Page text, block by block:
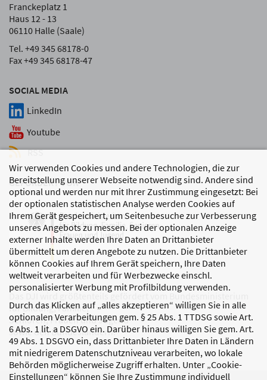
Wir verwenden Cookies und andere Technologien, die zur
Bereitstellung unserer Webseite notwendig sind. Andere sind
optional und werden nur mit Ihrer Zustimmung eingesetzt: Bei
der optionalen statistischen Analyse werden Cookies auf
Ihrem Gerät gespeichert, um Seitenbesuche zur Verbesserung
unseres Angebots zu messen. Bei der optionalen Anzeige
externer Inhalte werden Ihre Daten an Drittanbieter
übermittelt um deren Angebote zu nutzen. Die Drittanbieter
können Cookies auf Ihrem Gerät speichern, Ihre Daten
weltweit verarbeiten und für Werbezwecke einschl.
personalisierter Werbung mit Profilbildung verwenden.
Durch das Klicken auf „alles akzeptieren“ willigen Sie in alle
optionalen Verarbeitungen gem. § 25 Abs. 1 TTDSG sowie Art.
6 Abs. 1 lit. a DSGVO ein. Darüber hinaus willigen Sie gem. Art.
49 Abs. 1 DSGVO ein, dass Drittanbieter Ihre Daten in Ländern
mit niedrigerem Datenschutzniveau verarbeiten, wo lokale
Behörden möglicherweise Zugriff erhalten. Unter „Cookie-
Einstellungen“ können Sie Ihre Zustimmung individuell
SOCIAL MEDIA
LinkedIn
Youtube
RSS
Franckeplatz 1
Haus 12 - 13
06110 Halle (Saale)
Tel. +49 345 68178-0
Fax +49 345 68178-47
GEFÖRDERT VON
Das DJI wird größtenteils gefördert vom Bundesministerium
für Bildung, Familie,
Senioren, Frauen und Jugend
sowie den Bundesländern.